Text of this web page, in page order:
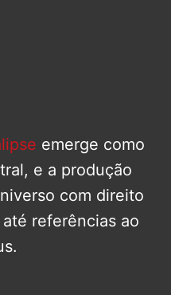
emerge como
e a produção
com direito
referências ao